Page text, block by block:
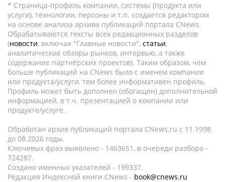
* Страница-профиль компании, системы (продукта или
услуги), технологии, персоны и т.п. создается редактором
на основе анализа архива публикаций портала CNews.
Обрабатываются тексты всех редакционных разделов
(новости, включая "Главные новости", статьи,
аналитические обзоры рынков, интервью, а также
содержание партнёрских проектов). Таким образом, чем
больше публикаций на CNews было с именем компании
или продукта/услуги, тем более информативен профиль.
Профиль может быть дополнен (обогащен) дополнительной
информацией, в т.ч. презентацией о компании или
продукте/услуге.
Обработан архив публикаций портала CNews.ru c 11.1998
до 08.2026 годы.
Ключевых фраз выявлено - 1463651, в очереди разбора -
724287.
Создано именных указателей - 199337.
Редакция Индексной книги CNews - book@cnews.ru